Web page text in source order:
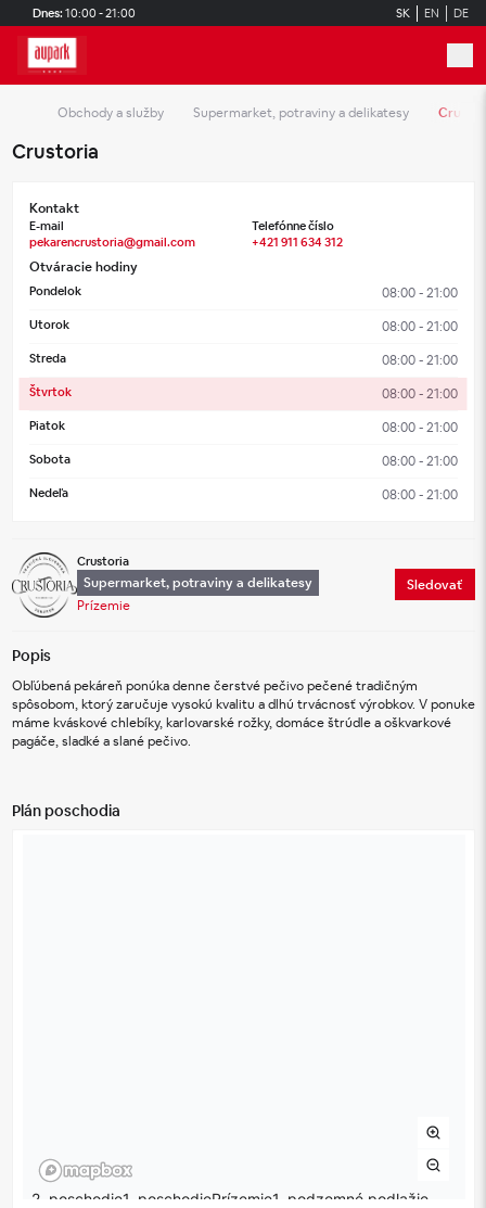
Skip to main content
Dnes: 10:00 - 21:00 SK EN DE
Obchody a služby Supermarket, potraviny a delikatesy
Crustoria
Crustoria
Supermarket, potraviny a delikatesy
Prízemie
Sledovať
Popis
Obľúbená pekáreň ponúka denne čerstvé pečivo pečené tradičným
spôsobom, ktorý zaručuje vysokú kvalitu a dlhú trvácnosť výrobkov. V ponuke
máme kváskové chlebíky, karlovarské rožky, domáce štrúdle a oškvarkové
pagáče, sladké a slané pečivo.
Kontakt
E-mail
pekarencrustoria@gmail.com
Telefónne číslo
+421 911 634 312
Otváracie hodiny
Pondelok 08:00 - 21:00
Utorok 08:00 - 21:00
Streda 08:00 - 21:00
Štvrtok 08:00 - 21:00
Piatok 08:00 - 21:00
Sobota 08:00 - 21:00
Nedeľa 08:00 - 21:00
Plán poschodia